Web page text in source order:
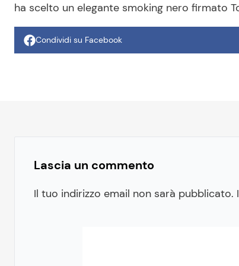
ha scelto un elegante smoking nero firmato
Condividi su Facebook
Lascia un commento
Il tuo indirizzo email non sarà pubblicato.